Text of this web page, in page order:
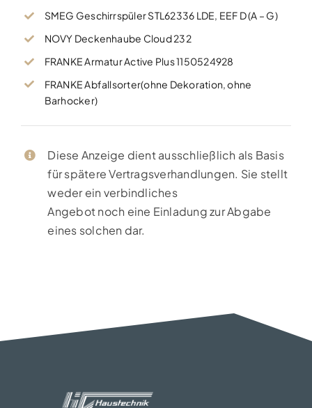
SMEG Geschirrspüler STL62336 LDE, EEF D (A – G)
NOVY Deckenhaube Cloud 232
FRANKE Armatur Active Plus 1150524928
FRANKE Abfallsorter(ohne Dekoration, ohne
Barhocker)
Diese Anzeige dient ausschließlich als Basis
für spätere Vertragsverhandlungen. Sie stellt
weder ein verbindliches
Angebot noch eine Einladung zur Abgabe
eines solchen dar.